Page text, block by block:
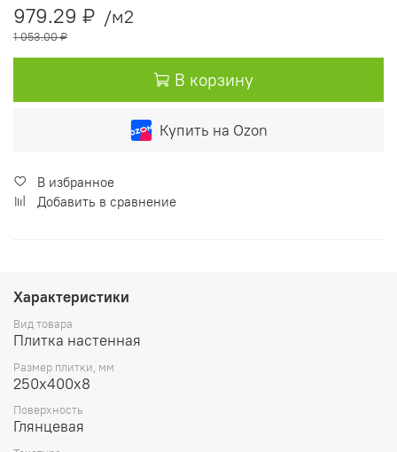
979.29 ₽ /м2
1 053.00 ₽
В корзину
Купить на Ozon
В избранное
Добавить в сравнение
Характеристики
Вид товара
Плитка настенная
Размер плитки, мм
250х400х8
Поверхность
Глянцевая